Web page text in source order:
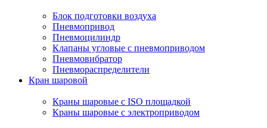
Блок подготовки воздуха
Пневмопривод
Пневмоцилиндр
Клапаны угловые с пневмоприводом
Пневмовибратор
Пневмораспределители
Кран шаровой
Краны шаровые с ISO площадкой
Краны шаровые с электроприводом